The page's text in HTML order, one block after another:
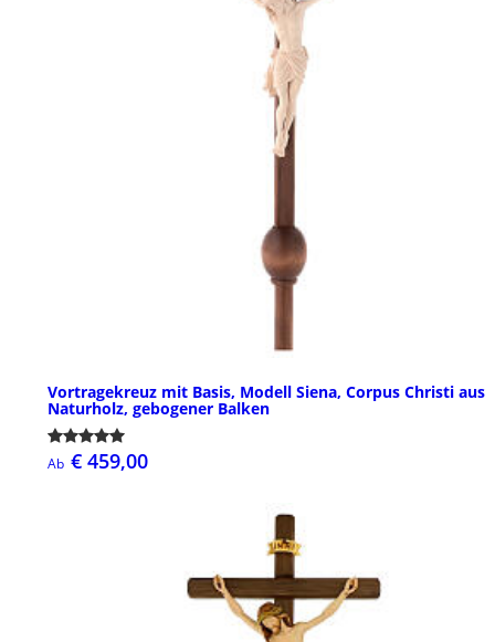
Vortragekreuz mit Basis, Modell Siena, Corpus Christi aus
Naturholz, gebogener Balken
Ab € 459,00